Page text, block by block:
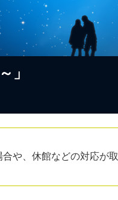
」
や、休館などの対応が取